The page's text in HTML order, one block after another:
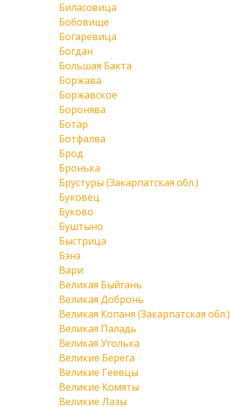
Биласовица
Бобовище
Богаревица
Богдан
Большая Бакта
Боржава
Боржавское
Боронява
Ботар
Ботфалва
Брод
Бронька
Брустуры (Закарпатская обл.)
Буковец
Буково
Буштыно
Быстрица
Бэнэ
Вари
Великая Быйгань
Великая Добронь
Великая Копаня (Закарпатская обл.)
Великая Паладь
Великая Уголька
Великие Берега
Великие Геевцы
Великие Комяты
Великие Лазы